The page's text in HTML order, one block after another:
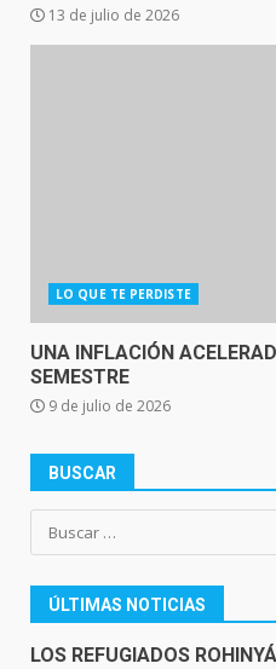
13 de julio de 2026
LO QUE TE PERDISTE
UNA INFLACIÓN
SEMESTRE
9 de julio de 2026
BUSCAR
Buscar:
ÚLTIMAS NOTICIAS
LOS REFUGIADOS